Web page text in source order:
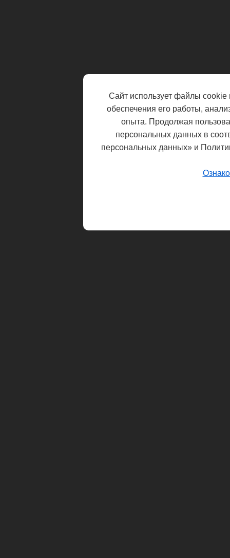
Сайт использует файлы cookie
обеспечения его работы,
опыта. Продолжая
персональных данных в
персональных данных» и